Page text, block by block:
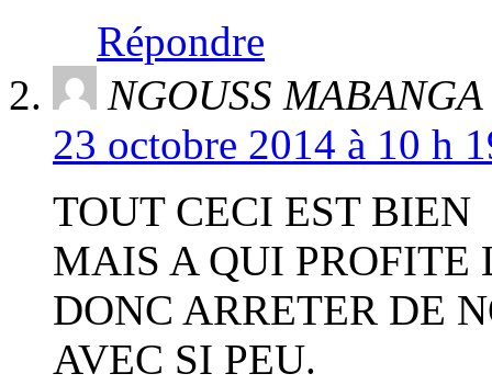
Répondre
NGOUSS MABANGA
23 octobre 2014 à 10 h
TOUT CECI EST BIEN
MAIS A QUI PROFITE
DONC ARRETER DE
AVEC SI PEU.